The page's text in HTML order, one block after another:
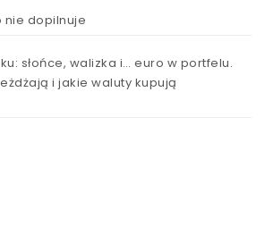
nie dopilnuje
słońce, walizka i… euro w portfelu.
i jakie waluty kupują